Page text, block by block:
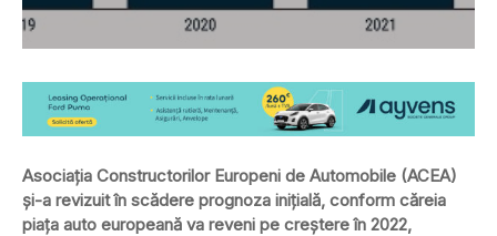
Asociaţia Constructorilor Europeni de Automobile (ACEA)
și-a revizuit în scădere prognoza inițială, conform căreia
piața auto europeană va reveni pe creștere în 2022,